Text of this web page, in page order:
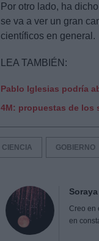
Por otro lado, ha
se va a ver un gran
científicos en general.
LEA TAMBIÉN:
Pablo Iglesias podría
4M: propuestas de los
CIENCIA GOBIERNO
Soraya
Creo en
en